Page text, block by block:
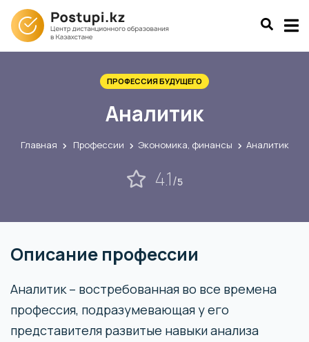
ПРОФЕССИЯ БУДУЩЕГО
Аналитик
Главная Профессии Экономика, финансы Аналитик
4.1/5
Описание профессии
Аналитик – востребованная во все времена
профессия, подразумевающая у его
представителя развитые навыки анализа